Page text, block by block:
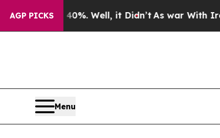
AGP PICKS
40%. Well, it Didn’tAs war With Iran Drove
Menu